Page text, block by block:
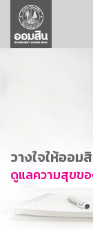
ลูกค้าธุรกิจ
ลูกค้าผู้ประ
การพัฒนา
ข่าวสาร
บริการทาง
อื่นๆ
วางใจให้ออม
ดูแลความสุขข